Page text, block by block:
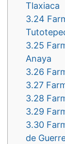
Tlaxiaca
3.24
3.25
Anaya
3.26
3.27
3.28
3.29
3.30
de